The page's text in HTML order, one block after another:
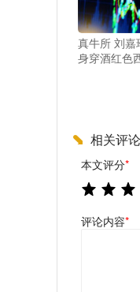
真牛所 刘嘉
身穿酒红色
相关评论
本文评分*
评论内容*